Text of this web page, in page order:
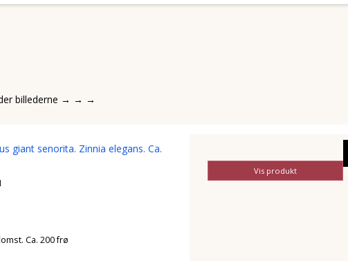
billederne → → →
giant senorita. Zinnia elegans. Ca.
Ca. 200 frø
Vis produkt